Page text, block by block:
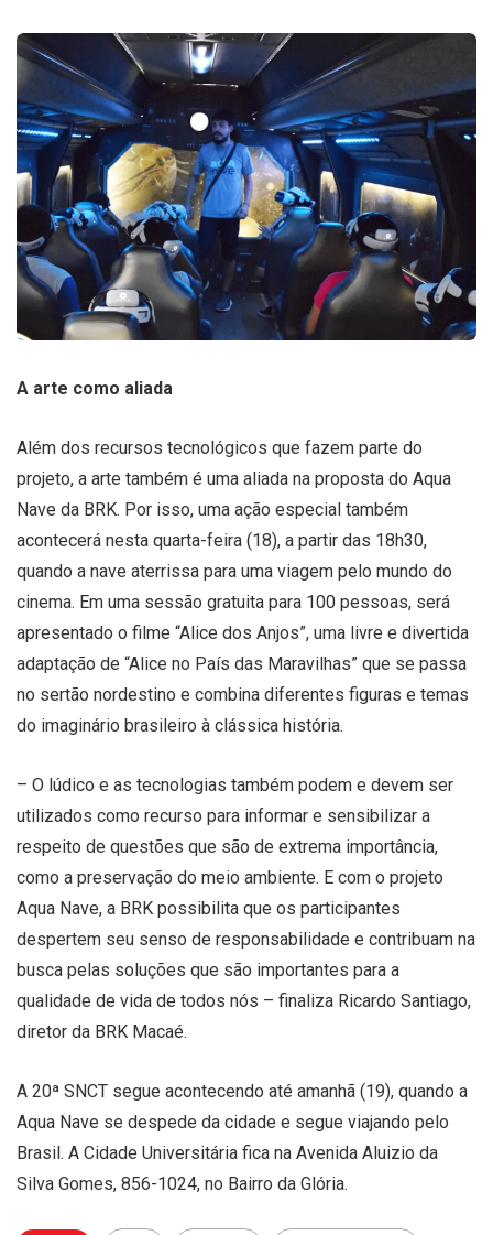
A arte como aliada
Além dos recursos tecnológicos que fazem parte do
projeto, a arte também é uma aliada na proposta do Aqua
Nave da BRK. Por isso, uma ação especial também
acontecerá nesta quarta-feira (18), a partir das 18h30,
quando a nave aterrissa para uma viagem pelo mundo do
cinema. Em uma sessão gratuita para 100 pessoas, será
apresentado o filme “Alice dos Anjos”, uma livre e divertida
adaptação de “Alice no País das Maravilhas” que se passa
no sertão nordestino e combina diferentes figuras e temas
do imaginário brasileiro à clássica história.
– O lúdico e as tecnologias também podem e devem ser
utilizados como recurso para informar e sensibilizar a
respeito de questões que são de extrema importância,
como a preservação do meio ambiente. E com o projeto
Aqua Nave, a BRK possibilita que os participantes
despertem seu senso de responsabilidade e contribuam na
busca pelas soluções que são importantes para a
qualidade de vida de todos nós – finaliza Ricardo Santiago,
diretor da BRK Macaé.
A 20ª SNCT segue acontecendo até amanhã (19), quando a
Aqua Nave se despede da cidade e segue viajando pelo
Brasil. A Cidade Universitária fica na Avenida Aluizio da
Silva Gomes, 856-1024, no Bairro da Glória.